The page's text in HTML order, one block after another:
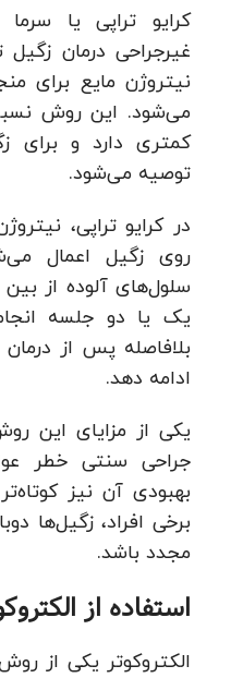
کرایو تراپی یا
غیرجراحی درمان
نیتروژن مایع برای
می‌شود. این روش
کمتری دارد و
توصیه می‌شود.
در کرایو تراپی،
روی زگیل اعمال
سلول‌های آلوده از
یک یا دو جلسه
بلافاصله پس از
ادامه دهد.
یکی از مزایای این
جراحی سنتی خطر
بهبودی آن نیز
برخی افراد، زگیل‌ها
مجدد باشد.
استفاده از
الکتروکوتر یکی از